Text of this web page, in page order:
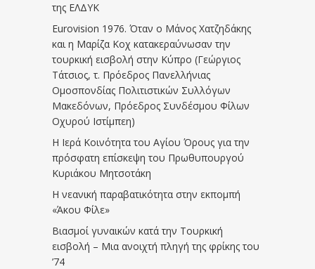
της ΕΛΔΥΚ
Eurovision 1976. Όταν ο Μάνος Χατζηδάκης
και η Μαρίζα Κοχ κατακεραύνωσαν την
τουρκική εισβολή στην Κύπρο (Γεώργιος
Τάτσιος, τ. Πρόεδρος Πανελλήνιας
Ομοσπονδίας Πολιτιστικών Συλλόγων
Μακεδόνων, Πρόεδρος Συνδέσμου Φίλων
Οχυρού Ιστίμπεη)
Η Ιερά Κοινότητα του Αγίου Όρους για την
πρόσφατη επίσκεψη του Πρωθυπουργού
Κυριάκου Μητσοτάκη
Η νεανική παραβατικότητα στην εκπομπή
«Άκου Φίλε»
Βιασμοί γυναικών κατά την Τουρκική
εισβολή – Μια ανοιχτή πληγή της φρίκης του
’74